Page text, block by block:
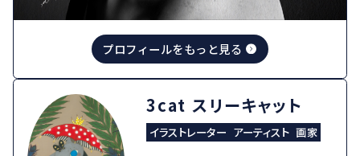
プロフィールをもっと見る
3cat スリーキャット
イラストレーター アーティスト 画家